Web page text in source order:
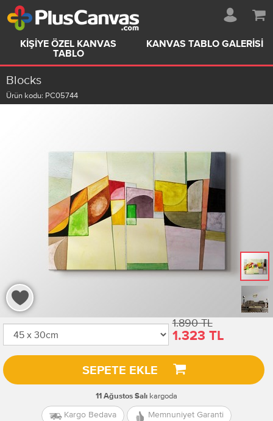
KIŞIYE ÖZEL KANVAS
TABLO
KANVAS TABLO GALERISI
Blocks
Ürün kodu: PC05744
1.890 TL
1.323 TL
SEPETE EKLE
11 Ağustos Salı kargoda
Kargo Bedava Memnuniyet Garanti